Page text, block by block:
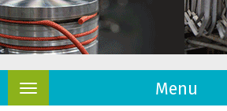
Menu
Rozwiń